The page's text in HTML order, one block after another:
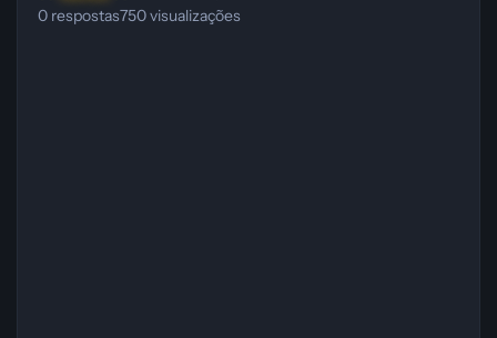
0 respostas750visualizações